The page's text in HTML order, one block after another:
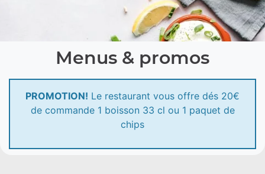
Menus & promos
PROMOTION! Le restaurant vous offre dés 20€
de commande 1 boisson 33 cl ou 1 paquet de
chips